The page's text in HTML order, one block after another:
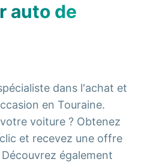
auto de
dans l'achat et
en Touraine.
voiture ? Obtenez
et recevez une offre
également